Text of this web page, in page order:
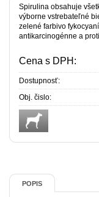
Spirulina obsahuje
výborne vstrebateľné
zelené farbivo
antikarcinogénne a
Cena s DPH:
Dostupnosť:
Obj. čislo:
POPIS